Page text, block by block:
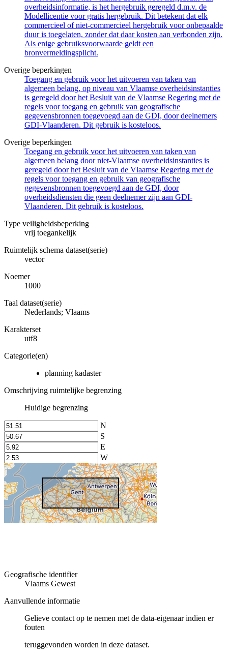
overheidsinformatie, is het hergebruik geregeld d.m.v. de
Modellicentie voor gratis hergebruik. Dit betekent dat elk
commercieel of niet-commercieel hergebruik voor onbepaalde
duur is toegelaten, zonder dat daar kosten aan verbonden zijn.
Als enige gebruiksvoorwaarde geldt een
bronvermeldingsplicht.
Overige beperkingen
Toegang en gebruik voor het uitvoeren van taken van
algemeen belang, op niveau van Vlaamse overheidsinstanties
is geregeld door het Besluit van de Vlaamse Regering met de
regels voor toegang en gebruik van geografische
gegevensbronnen toegevoegd aan de GDI, door deelnemers
GDI-Vlaanderen. Dit gebruik is kosteloos.
Overige beperkingen
Toegang en gebruik voor het uitvoeren van taken van
algemeen belang door niet-Vlaamse overheidsinstanties is
geregeld door het Besluit van de Vlaamse Regering met de
regels voor toegang en gebruik van geografische
gegevensbronnen toegevoegd aan de GDI, door
overheidsdiensten die geen deelnemer zijn aan GDI-
Vlaanderen. Dit gebruik is kosteloos.
Type veiligheidsbeperking
vrij toegankelijk
Ruimtelijk schema dataset(serie)
vector
Noemer
1000
Taal dataset(serie)
Nederlands; Vlaams
Karakterset
utf8
Categorie(en)
planning kadaster
Omschrijving ruimtelijke begrenzing
Huidige begrenzing
N
S
E
W
Geografische identifier
Vlaams Gewest
Aanvullende informatie
Gelieve contact op te nemen met de data-eigenaar indien er
fouten
teruggevonden worden in deze dataset.